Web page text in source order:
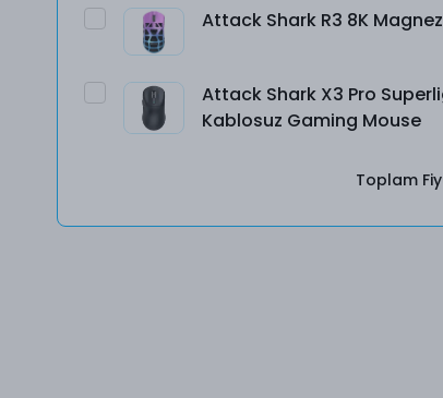
Attack Shark R3 8K
Attack Shark X3 Pro
Kablosuz Gaming Mouse
Toplam